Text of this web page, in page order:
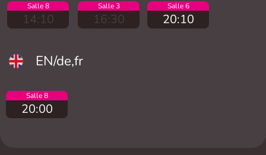
Salle 8
14:10
Salle 3
16:30
Salle 6
20:10
EN/de,fr
Salle 8
20:00